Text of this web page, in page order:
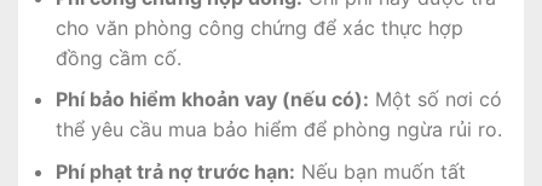
cho văn phòng công chứng để xác thực hợp
đồng cầm cố.
Phí bảo hiểm khoản vay (nếu có): Một số nơi có
thể yêu cầu mua bảo hiểm để phòng ngừa rủi ro.
Phí phạt trả nợ trước hạn: Nếu bạn muốn tất